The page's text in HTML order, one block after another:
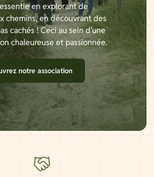
en explorant de
chemins, en découvrant des
cachés ! Ceci au sein d’une
chaleureuse et passionnée.
notre association